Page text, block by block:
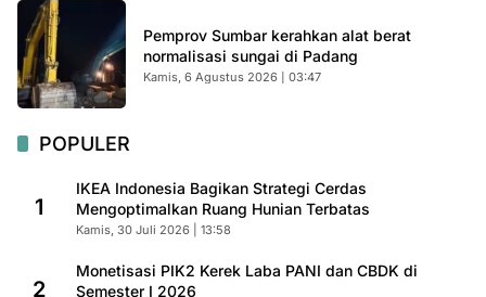
Pemprov Sumbar kerahkan alat berat
normalisasi sungai di Padang
Kamis, 6 Agustus 2026 | 03:47
POPULER
1
IKEA Indonesia Bagikan Strategi Cerdas
Mengoptimalkan Ruang Hunian Terbatas
Kamis, 30 Juli 2026 | 13:58
2
Monetisasi PIK2 Kerek Laba PANI dan CBDK di
Semester I 2026